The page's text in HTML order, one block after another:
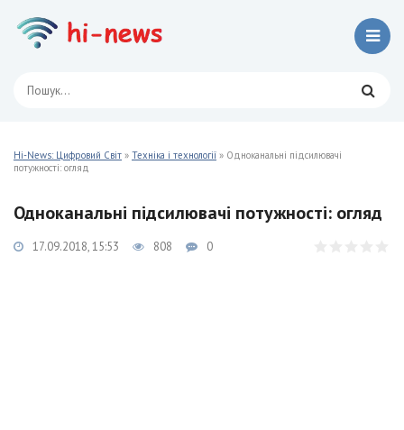
Hi-News: Цифровий Світ » Техніка і технології » Одноканальні підсилювачі
потужності: огляд
Одноканальні підсилювачі потужності: огляд
17.09.2018, 15:53 808 0